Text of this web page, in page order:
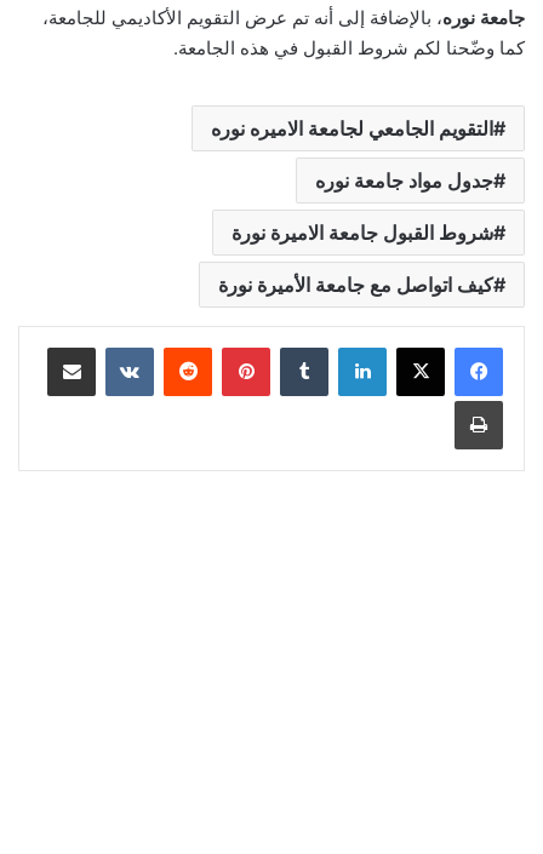
جامعة نوره، بالإضافة إلى أنه تم عرض التقويم الأكاديمي للجامعة،
كما وضّحنا لكم شروط القبول في هذه الجامعة.
التقويم الجامعي لجامعة الاميره نوره
جدول مواد جامعة نوره
شروط القبول جامعة الاميرة نورة
كيف اتواصل مع جامعة الأميرة نورة
لينكدإن بينتيريست